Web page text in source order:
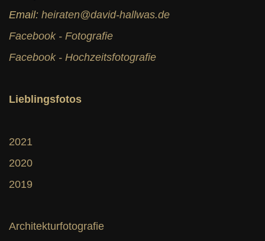
Email: heiraten@david-hallwas.de
Facebook - Fotografie
Facebook - Hochzeitsfotografie
Lieblingsfotos
2021
2020
2019
Architekturfotografie